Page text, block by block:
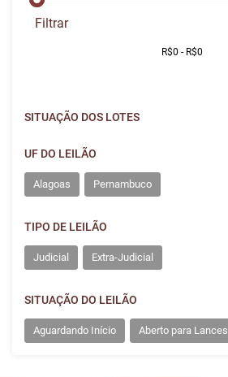
Filtrar
SITUAÇÃO DOS LOTES
UF DO LEILÃO
Alagoas Pernambuco
TIPO DE LEILÃO
Judicial Extra-Judicial
SITUAÇÃO DO LEILÃO
Aguardando Início Aberto para Lances